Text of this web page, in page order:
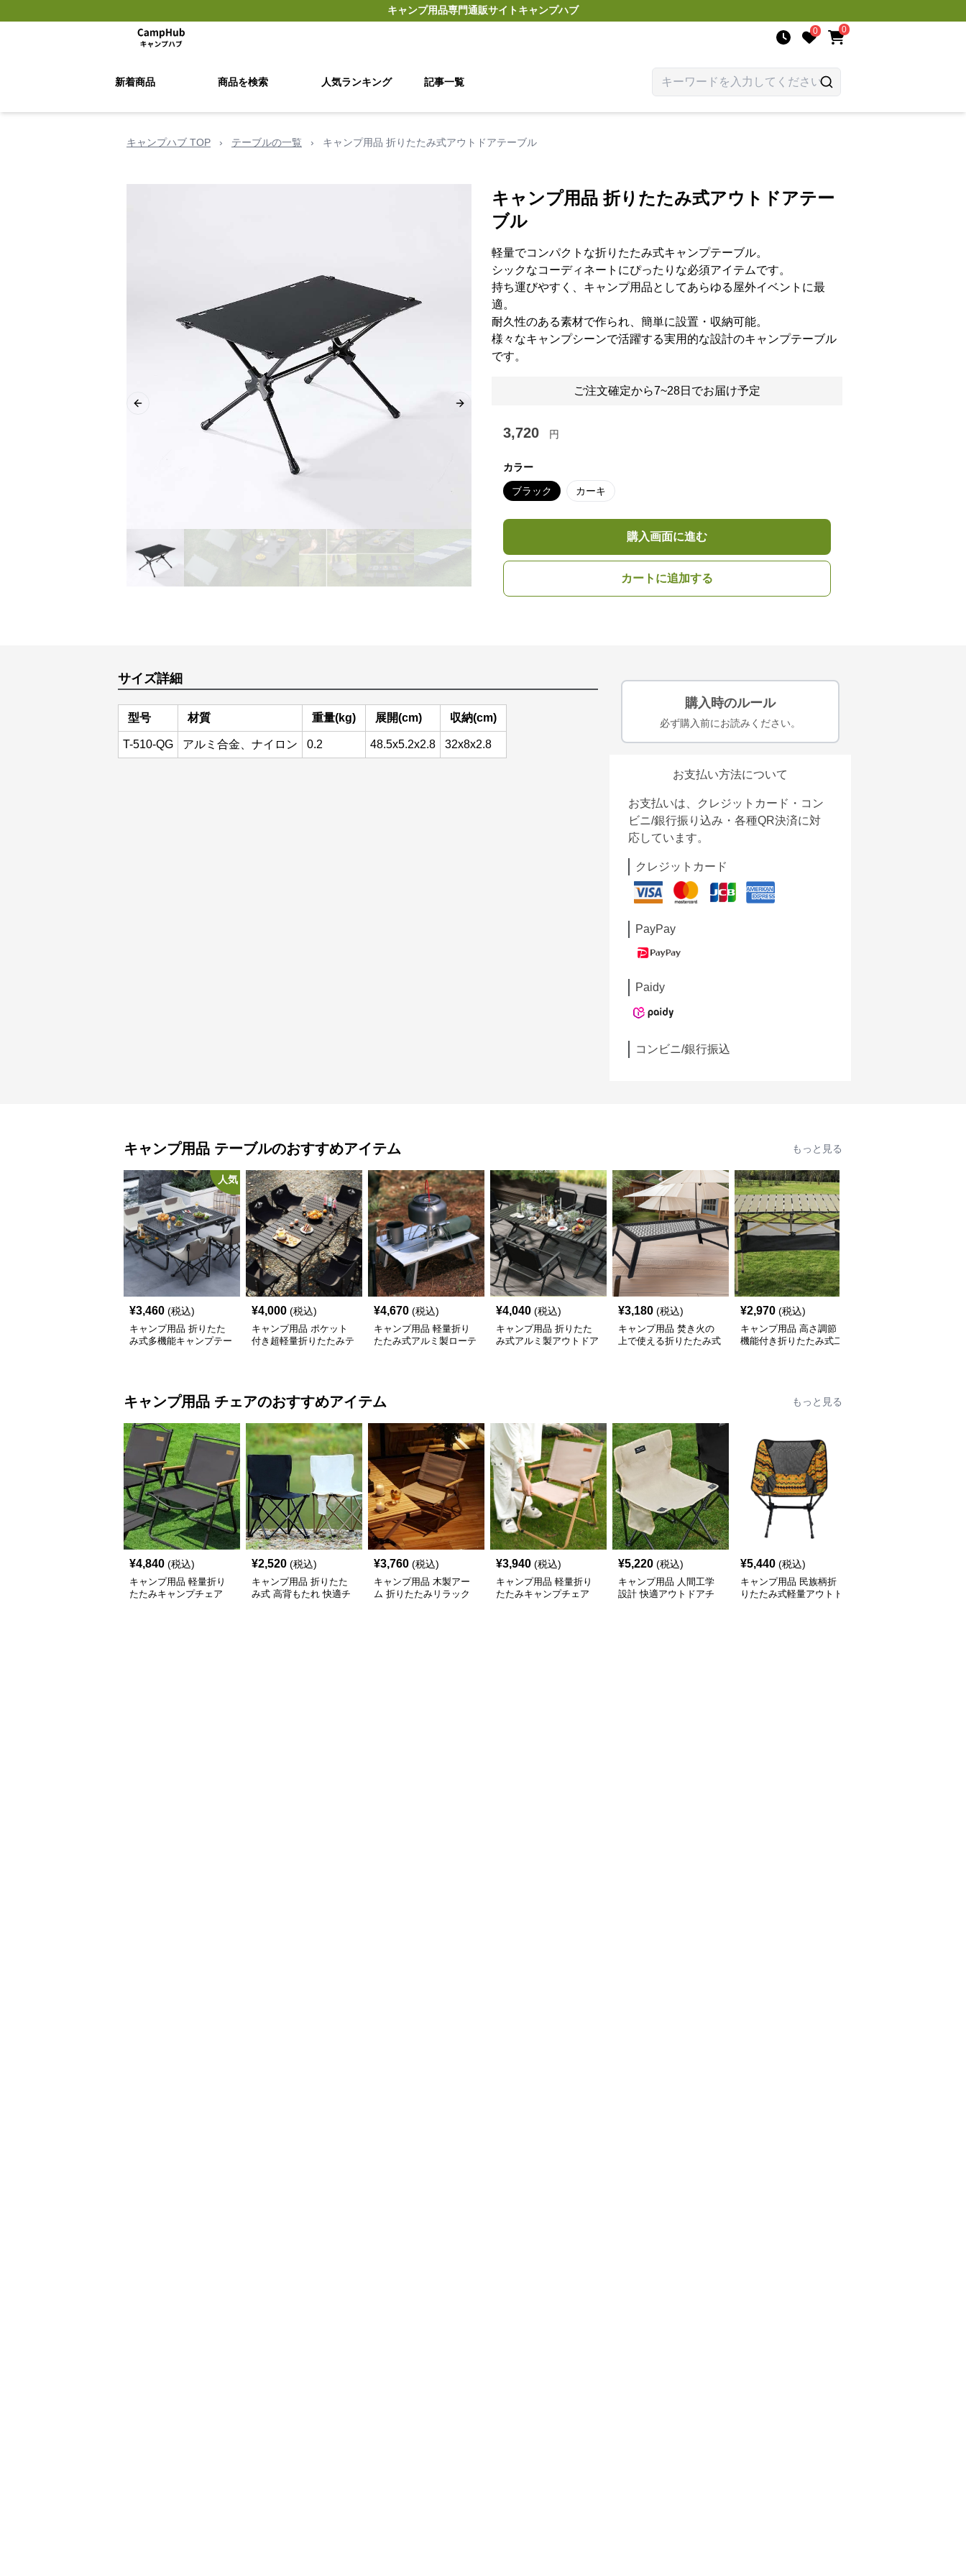
キャンプ用品専門通販サイトキャンプハブ
0 0
新着商品 商品を検索 人気ランキング 記事一覧
キャンプハブ TOP › テーブルの一覧 › キャンプ用品 折りたたみ式アウトドアテーブル
Previous slide Next slide
キャンプ用品 折りたたみ式アウトドアテー
ブル
軽量でコンパクトな折りたたみ式キャンプテーブル。
シックなコーディネートにぴったりな必須アイテムです。
持ち運びやすく、キャンプ用品としてあらゆる屋外イベントに最
適。
耐久性のある素材で作られ、簡単に設置・収納可能。
様々なキャンプシーンで活躍する実用的な設計のキャンプテーブル
です。
ご注文確定から7~28日でお届け予定
3,720 円
カラー
ブラック カーキ
購入画面に進む
カートに追加する
サイズ詳細
型号 材質 重量(kg) 展開(cm) 収納(cm)
T-510-QG アルミ合金、ナイロン 0.2 48.5x5.2x2.8 32x8x2.8
購入時のルール
必ず購入前にお読みください。
お支払い方法について
お支払いは、クレジットカード・コン
ビニ/銀行振り込み・各種QR決済に対
応しています。
クレジットカード
PayPay
Paidy
コンビニ/銀行振込
キャンプ用品 テーブルのおすすめアイテム もっと見る
人気
¥3,460 (税込)
キャンプ用品 折りたた
み式多機能キャンプテー
¥4,000 (税込)
キャンプ用品 ポケット
付き超軽量折りたたみテ
¥4,670 (税込)
キャンプ用品 軽量折り
たたみ式アルミ製ローテ
¥4,040 (税込)
キャンプ用品 折りたた
み式アルミ製アウトドア
¥3,180 (税込)
キャンプ用品 焚き火の
上で使える折りたたみ式
¥2,970 (税込)
キャンプ用品 高さ調節
機能付き折りたたみ式二
キャンプ用品 チェアのおすすめアイテム もっと見る
¥4,840 (税込)
キャンプ用品 軽量折り
たたみキャンプチェア
¥2,520 (税込)
キャンプ用品 折りたた
み式 高背もたれ 快適チ
¥3,760 (税込)
キャンプ用品 木製アー
ム 折りたたみリラック
¥3,940 (税込)
キャンプ用品 軽量折り
たたみキャンプチェア
¥5,220 (税込)
キャンプ用品 人間工学
設計 快適アウトドアチ
¥5,440 (税込)
キャンプ用品 民族柄折
りたたみ式軽量アウトド